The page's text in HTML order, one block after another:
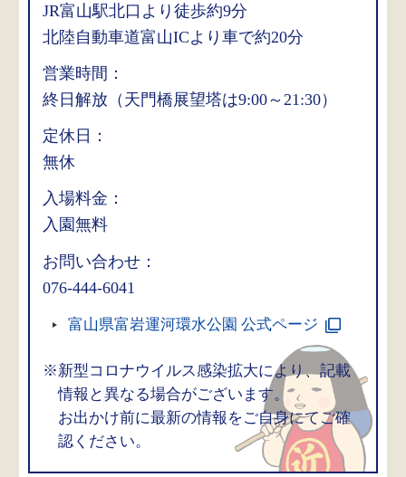
JR富山駅北口より徒歩約9分
北陸自動車道富山ICより車で約20分
営業時間：
終日解放（天門橋展望塔は9:00～21:30）
定休日：
無休
入場料金：
入園無料
お問い合わせ：
076-444-6041
富山県富岩運河環水公園 公式ページ
※新型コロナウイルス感染拡大により、記載
情報と異なる場合がございます。
お出かけ前に最新の情報をご自身にてご確
認ください。